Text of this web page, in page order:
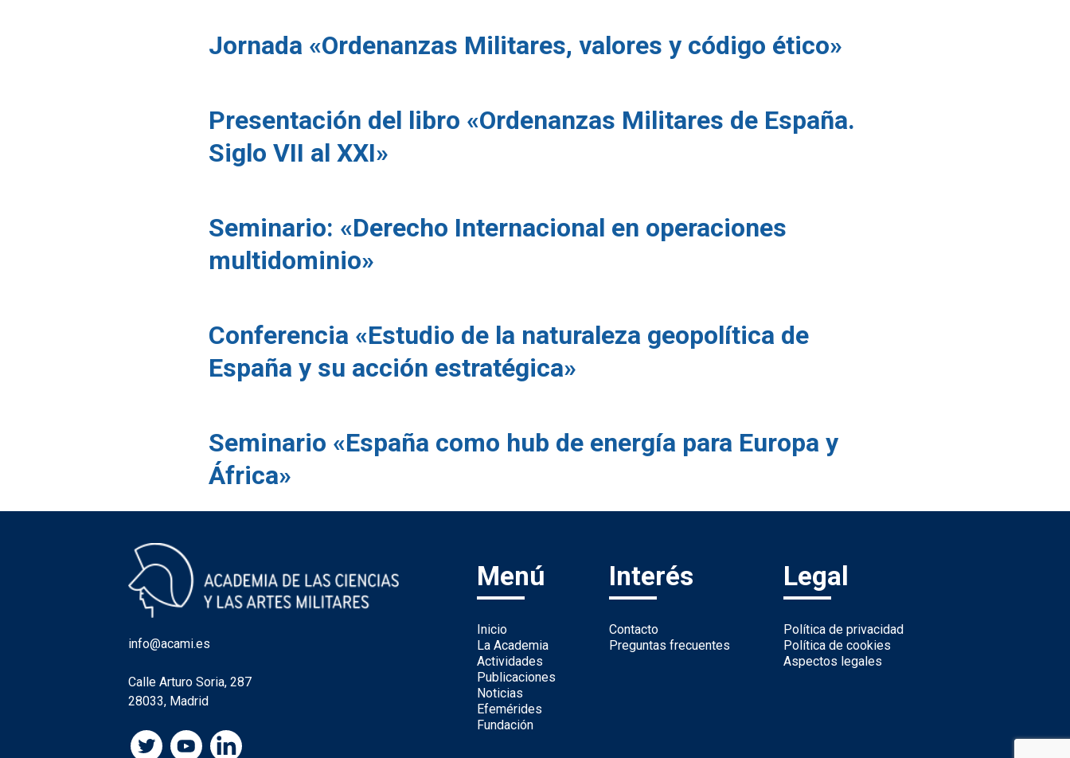
Jornada «Ordenanzas Militares, valores y código ético»
Presentación del libro «Ordenanzas Militares de España.
Siglo VII al XXI»
Seminario: «Derecho Internacional en operaciones
multidominio»
Conferencia «Estudio de la naturaleza geopolítica de
España y su acción estratégica»
Seminario «España como hub de energía para Europa y
África»
info@acami.es
Calle Arturo Soria, 287
28033, Madrid
Menú
Inicio
La Academia
Actividades
Publicaciones
Noticias
Efemérides
Fundación
Interés
Contacto
Preguntas frecuentes
Legal
Política de privacidad
Política de cookies
Aspectos legales